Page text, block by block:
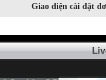
Giao diện cài đặt